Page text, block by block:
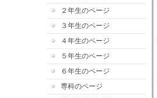
２年生のページ
３年生のページ
４年生のページ
５年生のページ
６年生のページ
専科のページ